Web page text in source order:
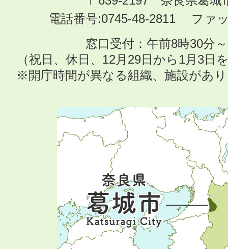
電話番号:0745-48-2811 ファ
窓口受付：午前8時30分
（祝日、休日、12月29日から1月3日
※開庁時間が異なる組織、施設があ